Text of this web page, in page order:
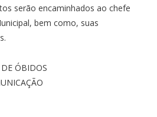
serão encaminhados ao chefe
bem como, suas
ÓBIDOS